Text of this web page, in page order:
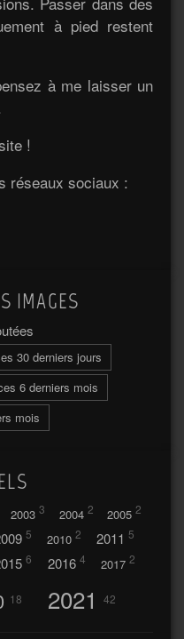
à pied restent
à me laisser un
!
réseaux sociaux :
IMAGES
30 derniers jours
6 derniers mois
mois
2003 3 2004 2 2005 2
5 2010 2 2011 5
6 2016 4 2017 2
18 2021 42